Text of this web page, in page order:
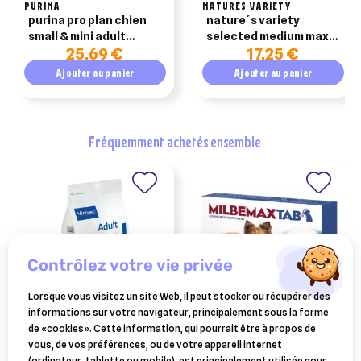
PURINA
purina pro plan chien
small & mini adult
optibalance poulet 3kg
25,69 €
Ajouter au panier
NATURES VARIETY
nature´s variety
selected medium maxi
poulet croquettes
pour chien adulte 2kg
17,25 €
Ajouter au panier
fréquemment achetés ensemble
VIRBAC
virbac veterinary hpm adult
neutered large et medium
ELANCO ANIMAL
milbemaxtab vermifuge
chien 5 kg 2 cp
contrôlez votre vie privée
Lorsque vous visitez un site Web, il peut stocker ou récupérer des
informations sur votre navigateur, principalement sous la forme
de «cookies». Cette information, qui pourrait être à propos de
vous, de vos préférences, ou de votre appareil internet